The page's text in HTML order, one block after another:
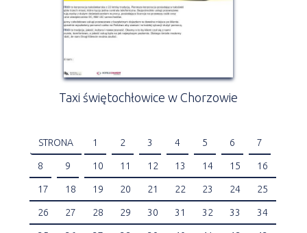
Taxi świętochłowice w Chorzowie
STRONA 1 2 3 4 5 6 7
8 9 10 11 12 13 14 15 16
17 18 19 20 21 22 23 24 25
26 27 28 29 30 31 32 33 34